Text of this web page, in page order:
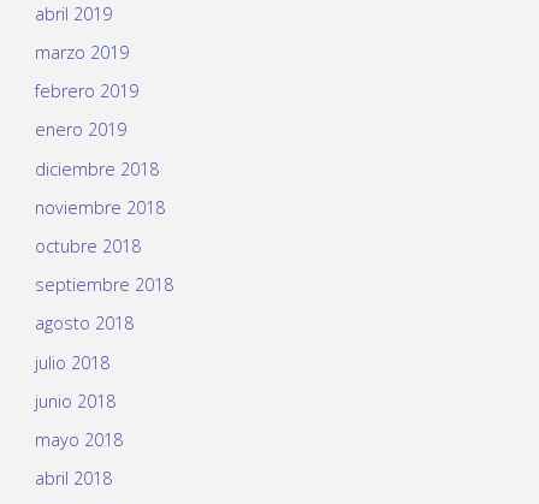
abril 2019
marzo 2019
febrero 2019
enero 2019
diciembre 2018
noviembre 2018
octubre 2018
septiembre 2018
agosto 2018
julio 2018
junio 2018
mayo 2018
abril 2018